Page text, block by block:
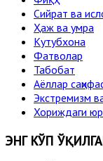
Сийрат ва
Ҳаж ва умра
Кутубхона
Фатволар
Табобат
Аёллар
Экстремизм
Хориждаги
ЭНГ КЎП